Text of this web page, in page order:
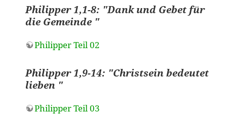
Philipper 1,1-8: "Dank und Gebet für
die Gemeinde "
Philipper Teil 02
Philipper 1,9-14: "Christsein bedeutet
lieben "
Philipper Teil 03